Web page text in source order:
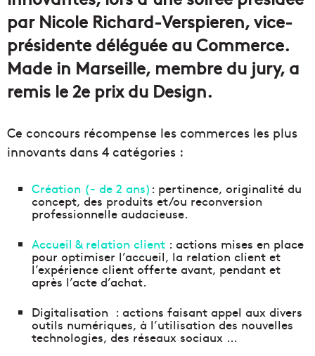
par Nicole Richard-Verspieren, vice-
présidente déléguée au Commerce.
Made in Marseille, membre du jury, a
remis le 2e prix du Design.
Ce concours récompense les commerces les plus
innovants dans 4 catégories :
Création (- de 2 ans) : pertinence, originalité du
concept, des produits et/ou reconversion
professionnelle audacieuse.
Accueil & relation client : actions mises en place
pour optimiser l’accueil, la relation client et
l’expérience client offerte avant, pendant et
après l’acte d’achat.
Digitalisation : actions faisant appel aux divers
outils numériques, à l’utilisation des nouvelles
technologies, des réseaux sociaux …